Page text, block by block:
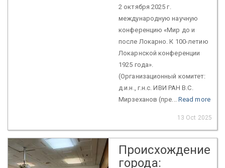
2 октября 2025 г.
международную научную
конференцию «Мир до и
после Локарно. К 100-летию
Локарнской конференции
1925 года».
(Организационный комитет:
д.и.н., г.н.с. ИВИ РАН В.С.
Мирзеханов (пре... Read more
13 Oct 2025
Происхождение
города: